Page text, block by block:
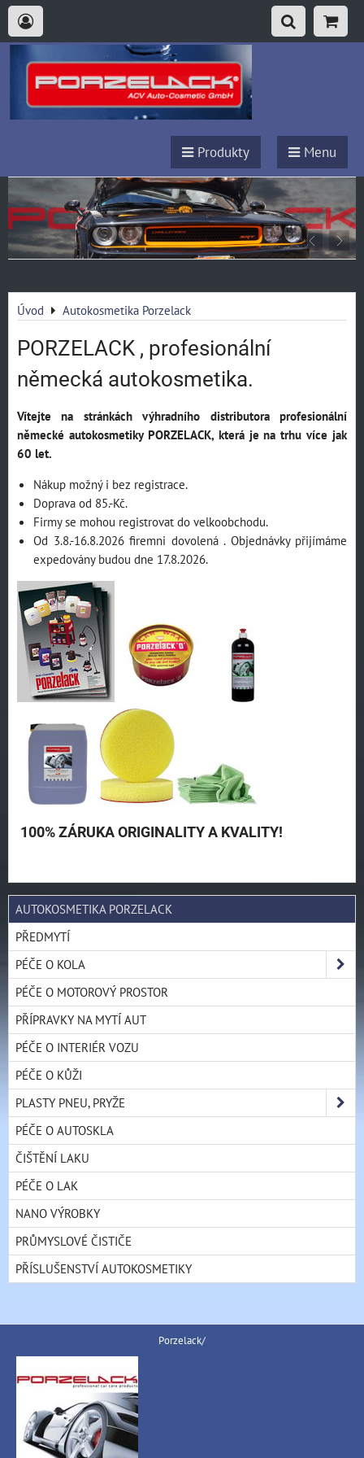
Produkty Menu
Úvod Autokosmetika Porzelack
PORZELACK , profesionální
německá autokosmetika.
Vítejte na stránkách výhradního distributora profesionální
německé autokosmetiky PORZELACK, která je na trhu více jak
60 let.
Nákup možný i bez registrace.
Doprava od 85.-Kč.
Firmy se mohou registrovat do velkoobchodu.
Od 3.8.-16.8.2026 firemni dovolená . Objednávky přijímáme
expedovány budou dne 17.8.2026.
100% ZÁRUKA ORIGINALITY A KVALITY!
AUTOKOSMETIKA PORZELACK
PŘEDMYTÍ
PÉČE O KOLA
PÉČE O MOTOROVÝ PROSTOR
PŘÍPRAVKY NA MYTÍ AUT
PÉČE O INTERIÉR VOZU
PÉČE O KŮŽI
PLASTY PNEU, PRYŽE
PÉČE O AUTOSKLA
ČIŠTĚNÍ LAKU
PÉČE O LAK
NANO VÝROBKY
PRŮMYSLOVÉ ČISTIČE
PŘÍSLUŠENSTVÍ AUTOKOSMETIKY
Porzelack/